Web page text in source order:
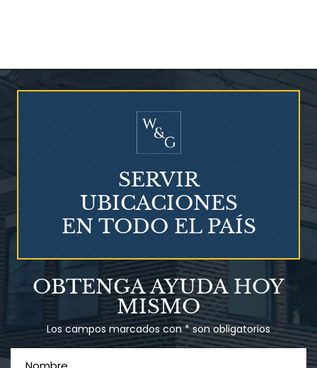
¿Quién corre el riesgo de
Talco en polvo
Ovary cancer
OBTENGA AYUDA HOY
MISMO
Los campos marcados con * son obligatorios
SERVIR
UBICACIONES
EN TODO EL PAÍS